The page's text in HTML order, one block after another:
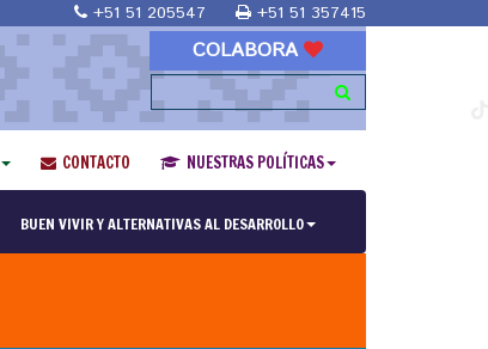
+51 51 205547 +51 51 357415
COLABORA
CONTACTO NUESTRAS POLÍTICAS
BUEN VIVIR Y ALTERNATIVAS AL DESARROLLO